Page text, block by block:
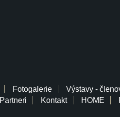
Fotogalerie Výstavy -
Partneri Kontakt HOME